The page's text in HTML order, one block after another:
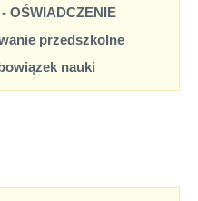
OŚWIADCZENIE
przedszkolne
nauki